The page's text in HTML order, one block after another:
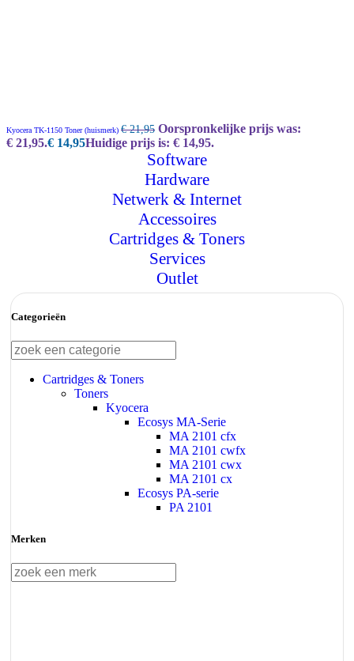
Kyocera TK-1150 Toner (huismerk) €21,95 Oorspronkelijke prijs was:
€ 21,95.€ 14,95Huidige prijs is: € 14,95.
Software
Hardware
Netwerk & Internet
Accessoires
Cartridges & Toners
Services
Outlet
Categorieën
Cartridges & Toners
Toners
Kyocera
Ecosys MA-Serie
MA 2101 cfx
MA 2101 cwfx
MA 2101 cwx
MA 2101 cx
Ecosys PA-serie
PA 2101
Merken